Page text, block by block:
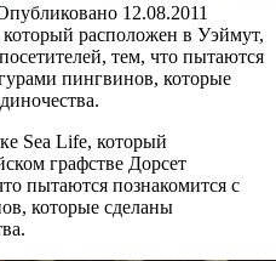
12.08.2011
расположен в Уэймут,
тем, что пытаются
пингвинов, которые
Sea Life, который
графстве Дорсет
пытаются познакомится с
которые сделаны